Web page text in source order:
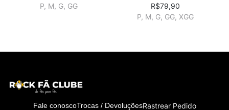
P, M, G, GG
R$79,90
P, M, G, GG, XGG
Fale conoscoTrocas / DevoluçõesRastrear Pedido